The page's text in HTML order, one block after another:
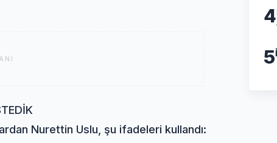
Nurettin Uslu, şu ifadeleri kullandı:
4
5